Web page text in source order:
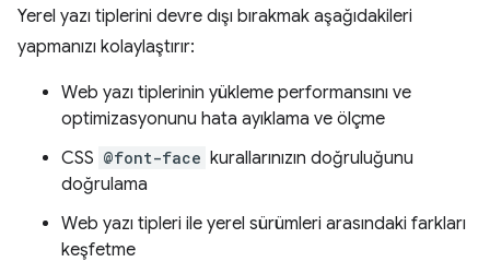
Yerel yazı tiplerini devre dışı bırakmak aşağıdakileri
yapmanızı kolaylaştırır:
Web yazı tiplerinin yükleme performansını ve
optimizasyonunu hata ayıklama ve ölçme
CSS @font-face kurallarınızın doğruluğunu
doğrulama
Web yazı tipleri ile yerel sürümleri arasındaki farkları
keşfetme